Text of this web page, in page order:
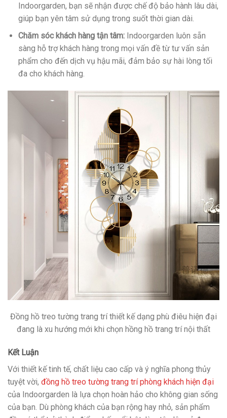
Indoorgarden, bạn sẽ nhận được chế độ bảo hành lâu dài,
giúp bạn yên tâm sử dụng trong suốt thời gian dài.
Chăm sóc khách hàng tận tâm:Indoorgarden luôn sẵn
sàng hỗ trợ khách hàng trong mọi vấn đề từ tư vấn sản
phẩm cho đến dịch vụ hậu mãi, đảm bảo sự hài lòng tối
đa cho khách hàng.
Đồng hồ treo tường trang trí thiết kế dạng phù điêu hiện đại
đang là xu hướng mới khi chọn hồng hồ trang trí nội thất
Kết Luận
Với thiết kế tinh tế, chất liệu cao cấp và ý nghĩa phong thủy
tuyệt vời, đồng hồ treo tường trang trí phòng khách hiện đại
của Indoorgarden là lựa chọn hoàn hảo cho không gian sống
của bạn. Dù phòng khách của bạn rộng hay nhỏ, sản phẩm